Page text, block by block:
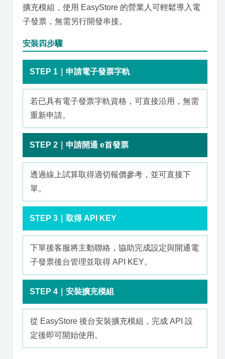
擴充模組，使用 EasyStore 的營業人可輕鬆導入電
子發票，無需另行開發串接。
安裝四步驟
STEP 1｜申請電子發票字軌
若已具有電子發票字軌資格，可直接沿用，無需
重新申請。
STEP 2｜申請開通 e首發票
透過線上試算取得適切報價參考，並可直接下
單。
STEP 3｜取得 API KEY
下單後客服將主動聯絡，協助完成設定與開通電
子發票後台管理並取得 API KEY。
STEP 4｜安裝擴充模組
從 EasyStore 後台安裝擴充模組，完成 API 設
定後即可開始使用。